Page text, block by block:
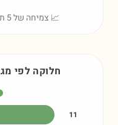
📈 צמיחה של 5 תינוקות ב-5 השנים האחרונות
חלוקה לפי
11